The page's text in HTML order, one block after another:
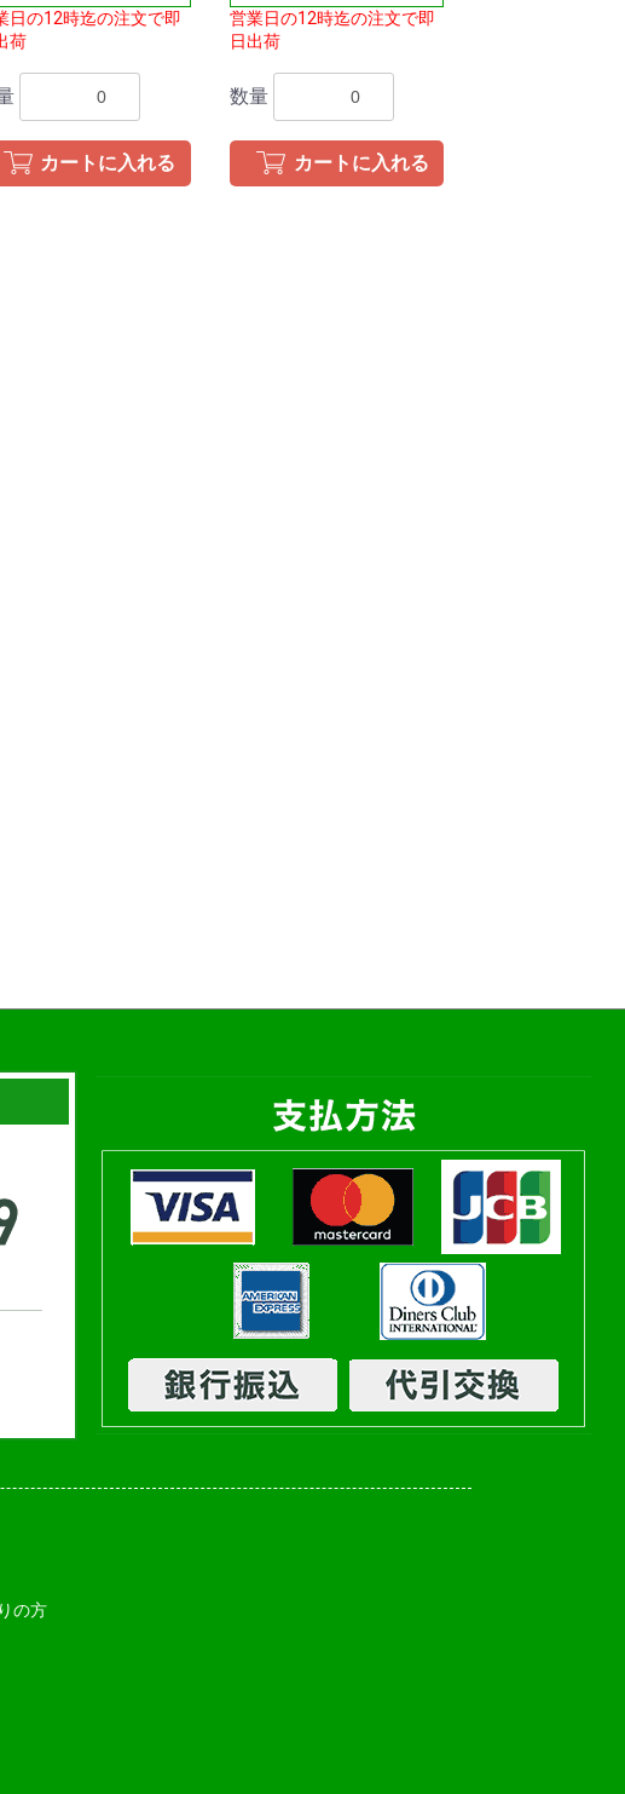
日の12時迄の注文で即
荷
カートに入れる
営業日の12時迄の注文で即
日出荷
数量
カートに入れる
の方